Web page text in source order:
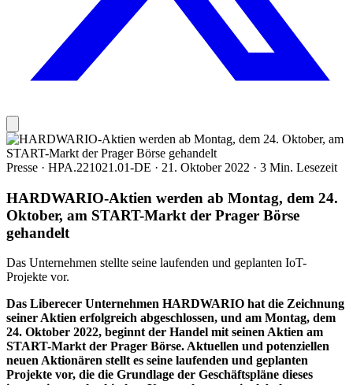
Presse · HPA.221021.01-DE · 21. Oktober 2022 · 3 Min. Lesezeit
HARDWARIO-Aktien werden ab Montag, dem 24.
Oktober, am START-Markt der Prager Börse
gehandelt
Das Unternehmen stellte seine laufenden und geplanten IoT-
Projekte vor.
Das Liberecer Unternehmen HARDWARIO hat die Zeichnung
seiner Aktien erfolgreich abgeschlossen, und am Montag, dem
24. Oktober 2022, beginnt der Handel mit seinen Aktien am
START-Markt der Prager Börse. Aktuellen und potenziellen
neuen Aktionären stellt es seine laufenden und geplanten
Projekte vor, die die Grundlage der Geschäftspläne dieses